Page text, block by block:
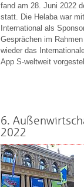
fand am 28. Juni 2022
statt. Die Helaba war
International als
Gesprächen im
wieder das
App S-weltweit
6.
2022